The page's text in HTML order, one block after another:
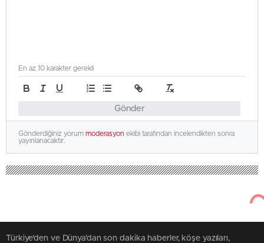
Gönder
En az 10 karakter gerekli
Gönderdiğiniz yorum moderasyon ekibi tarafından incelendikten sonra
yayınlanacaktır.
Türkiye'den ve Dünya’dan son dakika haberler, köşe yazıları,